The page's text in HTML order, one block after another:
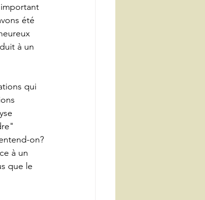
été
à un
qui
on?
à un
que le